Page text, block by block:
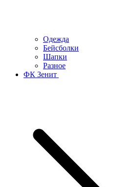
Одежда
Бейсболки
Шапки
Разное
ФК Зенит